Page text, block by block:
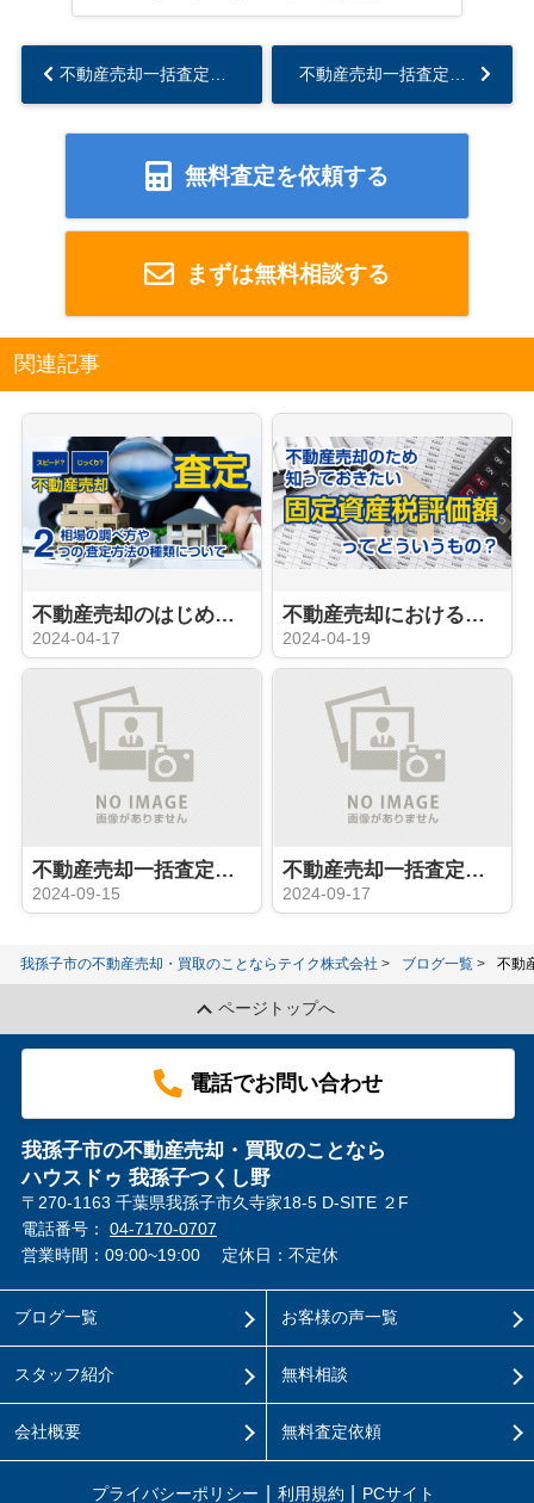
無料査定を依頼する
まずは無料相談する
関連記事
不動産売却のはじめの１歩「相場価格の調べ方・査定について」
2024-04-17
不動産売却における固定資産税評価額とは？
2024-04-19
不動産売却一括査定のデメリット-その1-
2024-09-15
不動産売却一括査定のデメリット-その3-
2024-09-17
我孫子市の不動産売却・買取のことならテイク株式会社 ブログ一覧 不動
ページトップへ
電話でお問い合わせ
我孫子市の不動産売却・買取のことなら
ハウスドゥ 我孫子つくし野
〒270-1163 千葉県我孫子市久寺家18-5 D-SITE ２F
電話番号： 04-7170-0707
営業時間：09:00~19:00
定休日：不定休
ブログ一覧
スタッフ紹介
会社概要
お客様の声一覧
無料相談
無料査定依頼
プライバシーポリシー 利用規約 PCサイト